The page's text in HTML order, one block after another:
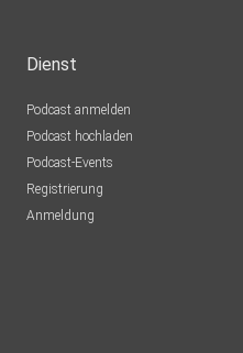
Dienst
Podcast anmelden
Podcast hochladen
Podcast-Events
Registrierung
Anmeldung